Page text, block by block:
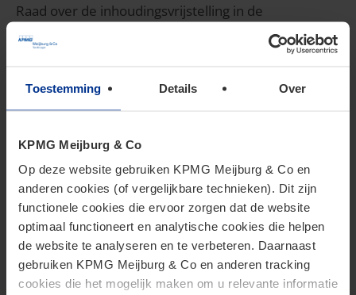
Toestemming Details Over
KPMG Meijburg & Co
Op deze website gebruiken KPMG Meijburg & Co en
anderen cookies (of vergelijkbare technieken). Dit zijn
functionele cookies die ervoor zorgen dat de website
optimaal functioneert en analytische cookies die helpen
de website te analyseren en te verbeteren. Daarnaast
gebruiken KPMG Meijburg & Co en anderen tracking
cookies die het mogelijk maken om u relevante informatie
Raad over de inhoudingsvrijstelling in de
dividendbelasting voor Belgische
Cees Nijman en Kizzy Wandelaer
Aandelen in een besloten vennootschap: België
versus Nederland
Aandelen zijn er in verschillende soorten en maten.
Maar welke spelregels gelden er precies voor
aandelen in een besloten vennootschap in België
(bv) en voor die in Nederland (bv)? Tijdens deze
workshop zullen wij de juridische mogelijkheden in